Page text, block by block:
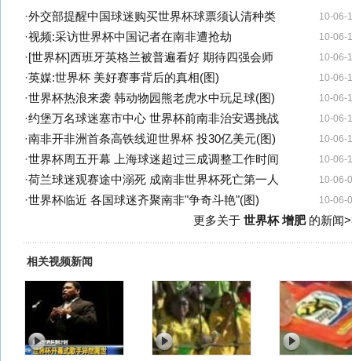
10-06-
·外交部提醒中国球迷购买世界杯球票须认清种类
10-06-
·视频:采访世界杯中国记者在南非遭抢劫
10-06-
·[世界杯]西班牙英格兰被普遍看好 期待四强会师
10-06-
·英媒:世界杯 美好赛事背后的真相(图)
10-06-
·世界杯热浪来袭 韩动物园熊老虎水中玩足球(图)
10-06-
·约堡万名球迷塞市中心 世界杯前南非治安遇挑战
10-06-
·南非开非洲首条高铁线迎世界杯 投30亿美元(图)
10-06-
·世界杯周五开幕 上海球迷超过三成调整工作时间
10-06-
·荷兰球迷观赛途中溺死 成南非世界杯死亡第一人
10-06-
·世界杯临近 各国球迷齐聚南非"争奇斗艳"(图)
更多关于 世界杯 增肥的新闻
相关视频新闻